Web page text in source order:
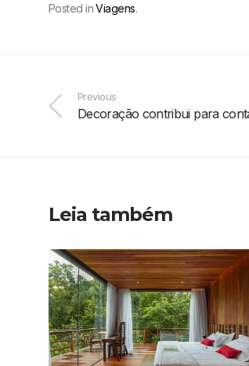
Posted inViagens.
Previous
Decoração contribui para
Leia também